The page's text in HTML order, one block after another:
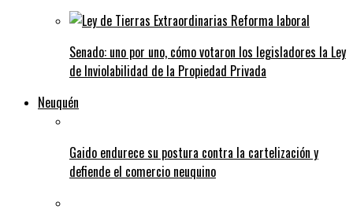
Senado: uno por uno, cómo votaron los legisladores la Ley
de Inviolabilidad de la Propiedad Privada
Neuquén
Gaido endurece su postura contra la cartelización y
defiende el comercio neuquino